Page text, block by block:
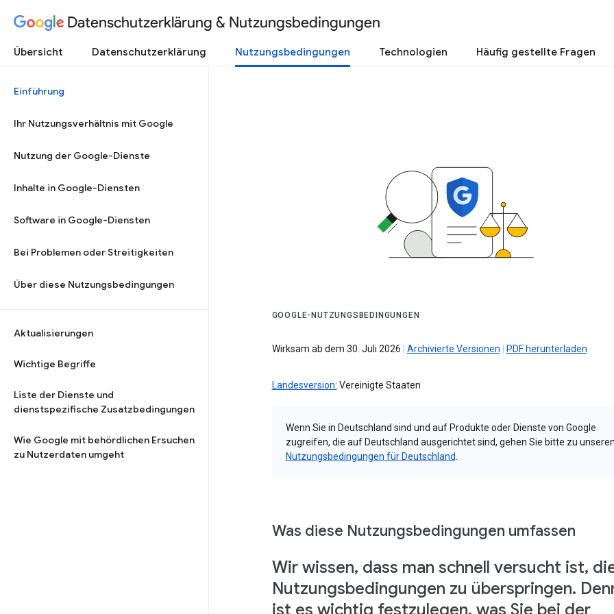
Datenschutzerklärung & Nutzungsbedingungen
Übersicht Datenschutzerklärung Nutzungsbedingungen Technologien Häufig gestellte Fragen
Einführung
Ihr Nutzungsverhältnis mit Google
Nutzung der Google-Dienste
Inhalte in Google-Diensten
Software in Google-Diensten
Bei Problemen oder Streitigkeiten
Über diese Nutzungsbedingungen
Aktualisierungen
Wichtige Begriffe
Liste der Dienste und
dienstspezifische Zusatzbedingungen
Wie Google mit behördlichen Ersuchen
zu Nutzerdaten umgeht
GOOGLE-NUTZUNGSBEDINGUNGEN
Wirksam ab dem 30. Juli 2026 Archivierte Versionen PDF herunterladen
Landesversion: Vereinigte Staaten
Wenn Sie in Deutschland sind und auf Produkte oder Dienste von Google
zugreifen, die auf Deutschland ausgerichtet sind, gehen Sie bitte zu unseren
Nutzungsbedingungen für Deutschland
Was diese Nutzungsbedingungen umfassen
Wir wissen, dass man schnell versucht ist,
Nutzungsbedingungen zu überspringen.
ist es wichtig festzulegen, was Sie bei der